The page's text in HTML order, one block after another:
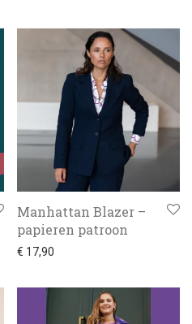
Manhattan Blazer –
papieren patroon
€ 17,90